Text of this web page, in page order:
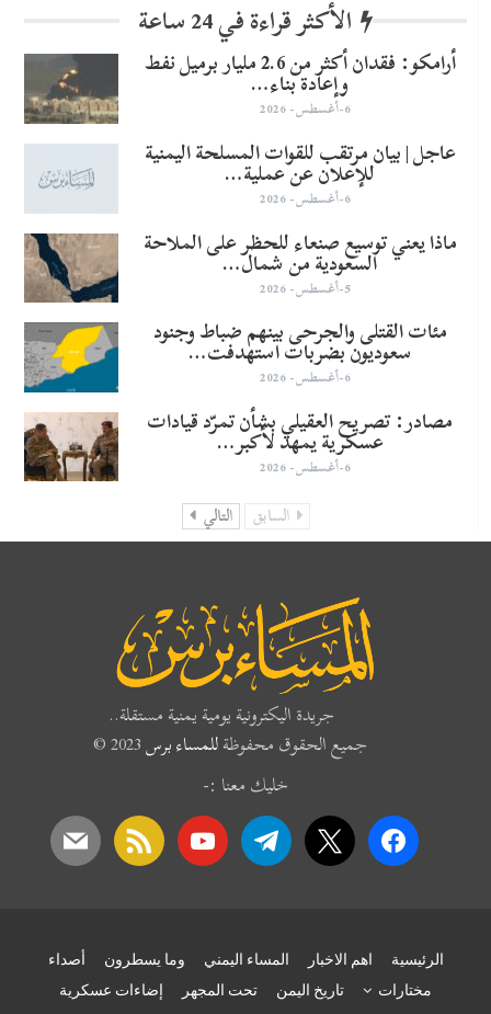
الأكثر قراءة في 24 ساعة
أرامكو: فقدان أكثر من 2.6 مليار برميل نفط
وإعادة بناء…
6-أغسطس- 2026
عاجل | بيان مرتقب للقوات المسلحة اليمنية
للإعلان عن عملية…
6-أغسطس- 2026
ماذا يعني توسيع صنعاء للحظر على الملاحة
السعودية من شمال…
5-أغسطس- 2026
مئات القتلى والجرحى بينهم ضباط وجنود
سعوديون بضربات استهدفت…
6-أغسطس- 2026
مصادر: تصريح العقيلي بشأن تمرّد قيادات
عسكرية يمهد لأكبر…
6-أغسطس- 2026
السابق التالي
جريدة اليكترونية يومية يمنية مستقلة..
جميع الحقوق محفوظةللمساء برس
خليك معنا :-
facebook
x
telegram
youtube
rss
mail
الرئيسية اهم الاخبار المساء اليمني وما يسطرون
أصداء
مختارات
تاريخ اليمن تحت المجهر إضاءات عسكرية